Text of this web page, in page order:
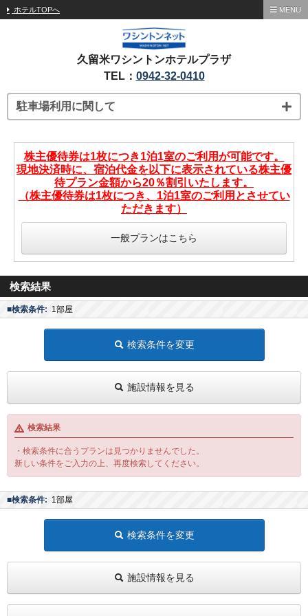
ホテルTOPへ MENU
久留米ワシントンホテルプラザ
TEL： 0942-32-0410
駐車場利用に関して
株主優待券は1枚につき1泊1室のご利用が可能です。
現地決済時に、宿泊代金を以下に表示されている株主優
待プラン金額から20％割引いたします。
（株主優待券は1枚につき、1泊1室のご利用とさせてい
ただきます）
一般プランはこちら
検索結果
■検索条件: 1部屋
検索条件を変更
施設情報を見る
検索結果
・検索条件に合うプランは見つかりませんでした。
新しい条件をご入力の上、再度検索してください。
■検索条件: 1部屋
検索条件を変更
施設情報を見る